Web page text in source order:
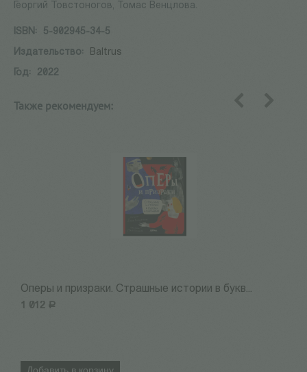
Георгий Товстоногов, Томас Венцлова.
ISBN:
5-902945-34-5
Издательство:
Baltrus
Год:
2022
Также рекомендуем:
Оперы и призраки. Страшные истории в букв...
1 012 Р
Добавить в корзину